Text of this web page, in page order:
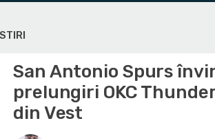
STIRI
San Antonio Spurs
prelungiri OKC
din Vest